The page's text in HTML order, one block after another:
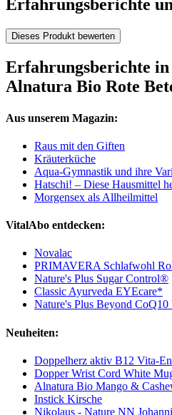
Erfahrungsberichte
Dieses Produkt bewerten
Erfahrungsberichte
Alnatura Bio Rote
Aus unserem Magazin:
Raus mit den Giften
Kräuterküche
Aqua-Gymnastik und ihre
Hatschi! – Diese Hausmittel
Morgensex als Allheilmittel
VitalAbo entdecken:
Novalac
PRIMAVERA Schlafwohl
Nature's Plus Sugar Control®
Classic Ayurveda EYEcare*
Nature's Plus Beyond
Neuheiten:
Doppelherz aktiv B12 Vita-
Dopper Wrist Cord White
Alnatura Bio Mango &
Instick Kirsche
Nikolaus - Nature NN